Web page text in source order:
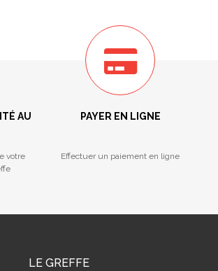
AU
votre
PAYER EN LIGNE
Effectuer un paiement en ligne
LE GREFFE